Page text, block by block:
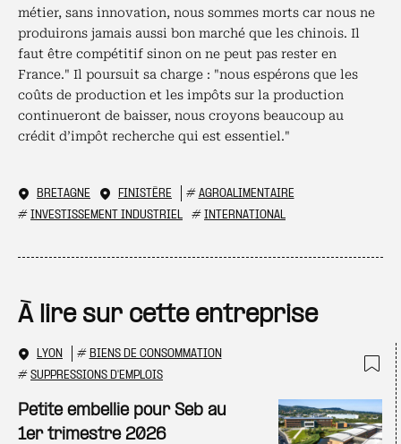
métier, sans innovation, nous sommes morts car nous ne
produirons jamais aussi bon marché que les chinois. Il
faut être compétitif sinon on ne peut pas rester en
France." Il poursuit sa charge : "nous espérons que les
coûts de production et les impôts sur la production
continueront de baisser, nous croyons beaucoup au
crédit d’impôt recherche qui est essentiel."
BRETAGNE FINISTÈRE # AGROALIMENTAIRE
# INVESTISSEMENT INDUSTRIEL # INTERNATIONAL
À lire sur cette entreprise
LYON # BIENS DE CONSOMMATION
# SUPPRESSIONS D'EMPLOIS
Petite embellie pour Seb au
1er trimestre 2026